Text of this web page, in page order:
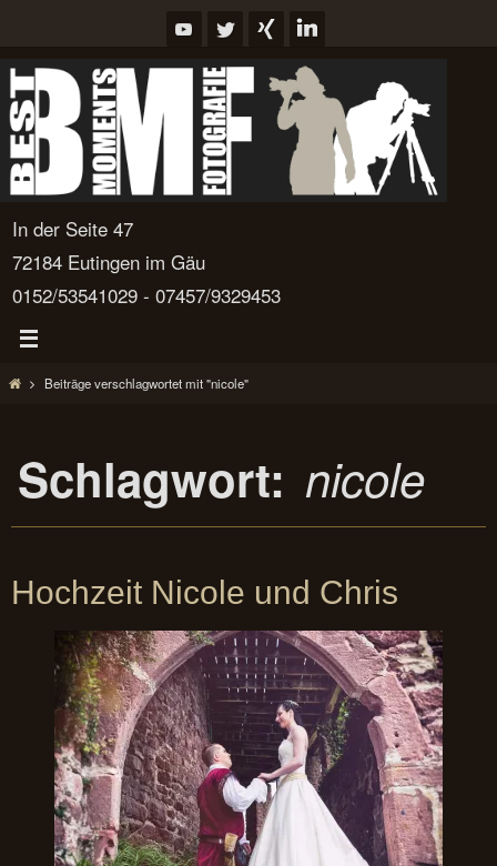
springen
In der Seite 47
72184 Eutingen im Gäu
0152/53541029 - 07457/9329453
StartBeiträge verschlagwortet mit "nicole"
Schlagwort: nicole
Hochzeit Nicole und Chris